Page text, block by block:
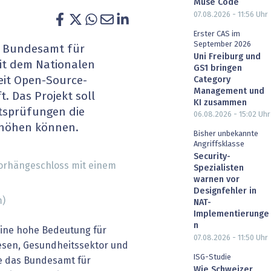
wird digital
Services & Co.
Banking
IT for Health
Artificial Intelligence
Fintech & Insurtech
Professional AV & Digital Signage
Bundesamt für
dem Nationalen
Open-Source-
Das Projekt soll
die
können.
hohe Bedeutung für
Gesundheitssektor und
das Bundesamt für
Muse Code
07.08.2026 - 11:56 Uhr
Erster CAS im
September 2026
Uni Freiburg und
GS1 bringen
Category
Management und
KI zusammen
06.08.2026 - 15:02 Uhr
Bisher unbekannte
Angriffsklasse
Security-
Spezialisten
warnen vor
Designfehler in
NAT-
Implementierunge
n
07.08.2026 - 11:50 Uhr
ISG-Studie